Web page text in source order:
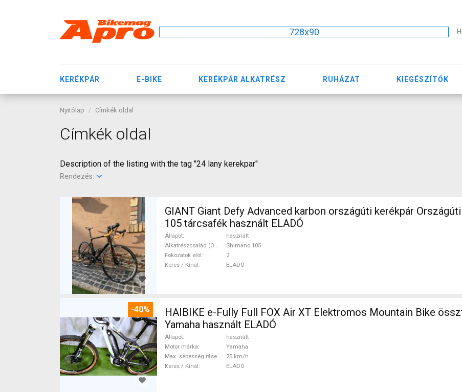
728x90
KERÉKPÁR E-BIKE KERÉKPÁR ALKATRÉSZ RUHÁZAT KIEGÉSZÍTŐK
Nyitólap Címkék oldal
Címkék oldal
Description of the listing with the tag "24 lany kerekpar"
Rendezés:
GIANT Giant Defy Advanced karbon országúti kerékpár
105 tárcsafék használt ELADÓ
Állapot
használt
Alkatrészcsalád (Outi)
Shimano 105
Fokozatok elöl
2
Keres / Kínál
ELADÓ
-40%
HAIBIKE e-Fully Full FOX Air XT Elektromos Mountain Bike
Yamaha használt ELADÓ
Állapot
használt
Motor márka
Yamaha
Max. sebesség rásegítéssel
25 km/h
Keres / Kínál
ELADÓ